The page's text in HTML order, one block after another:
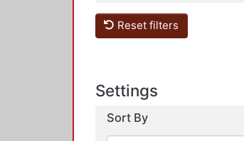
Reset filters
Settings
Sort By